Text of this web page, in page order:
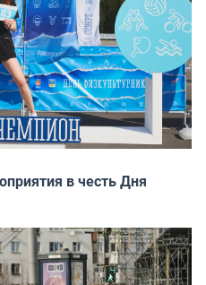
в честь Дня